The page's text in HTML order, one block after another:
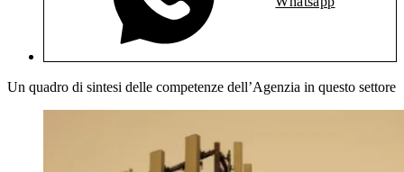
Un quadro di sintesi delle competenze dell’Agenzia in questo settore